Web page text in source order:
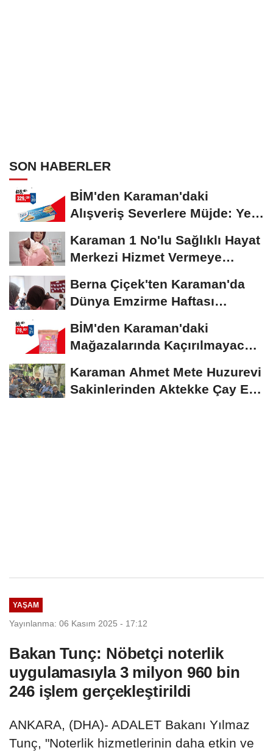
SON HABERLER
BİM'den Karaman'daki
Alışveriş Severlere Müjde: Yeni
Karaman 1 No'lu Sağlıklı Hayat
Merkezi Hizmet Vermeye
Berna Çiçek'ten Karaman'da
Dünya Emzirme Haftası
Etkinliğine Ziyaret
BİM'den Karaman'daki
Mağazalarında Kaçırılmayacak
Karaman Ahmet Mete Huzurevi
Sakinlerinden Aktekke Çay Evi
YAŞAM
Yayınlanma: 06 Kasım 2025 - 17:12
Bakan Tunç: Nöbetçi noterlik
uygulamasıyla 3 milyon 960 bin
246 işlem gerçekleştirildi
ANKARA, (DHA)- ADALET Bakanı Yılmaz
Tunç, "Noterlik hizmetlerinin daha etkin ve